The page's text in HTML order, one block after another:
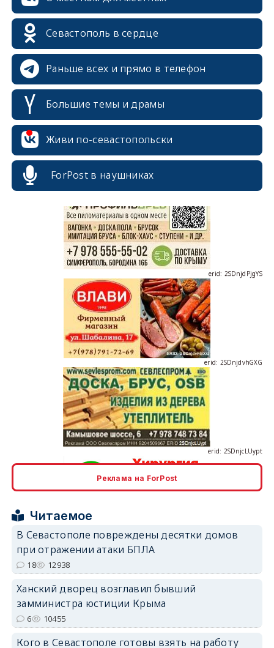
Севастополь в сердце
Раньше всех и прямо в телефон
Большие темы и драмы
Живи по-севастопольски
ForPost в наушниках
erid: 2SDnjdPjgYS
erid: 2SDnjdvhGXG
Реклама на ForPost
Читаемое
В Севастополе повреждены десятки домов
при отражении атаки БПЛА
18 12938
Ханский дворец возглавил бывший
замминистра юстиции Крыма
6 10455
Кого в Севастополе готовы взять на работу